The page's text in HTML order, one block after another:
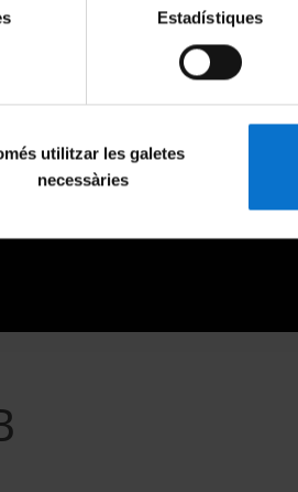
Estadístiques
utilitzar les galetes
necessàries